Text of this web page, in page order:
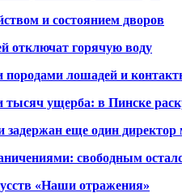
и состоянием дворов
отключат горячую воду
породами лошадей и
тысяч ущерба: в Пинске
задержан еще один директор
свободным
«Наши отражения»